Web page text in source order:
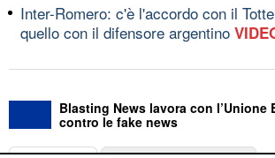
Inter-Romero: c'è l'accordo con il
quello con il difensore argentino
Blasting News lavora con l’Unione
contro le fake news